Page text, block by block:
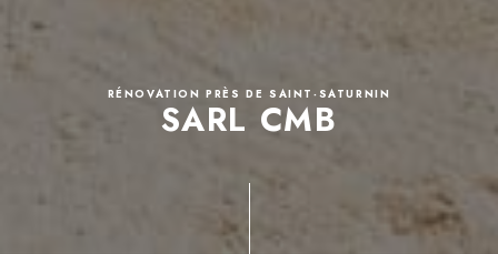
RÉNOVATION PRÈS DE SAINT-SATURNIN
SARL CMB